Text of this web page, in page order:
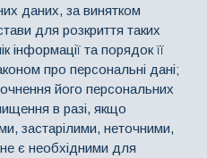
даних, за винятком
для розкриття таких
інформації та порядок її
про персональні дані;
його персональних
в разі, якщо
застарілими, неточними,
є необхідними для